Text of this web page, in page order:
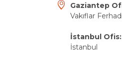
Gaziantep
Vakıflar
İstanbul Ofis:
İstanbul